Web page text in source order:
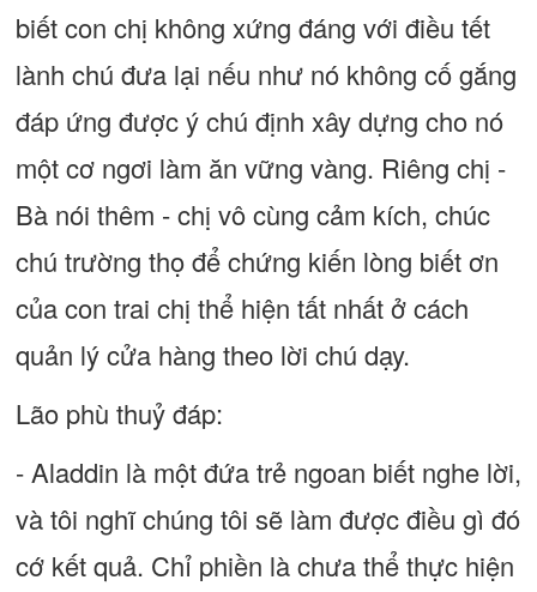
biết con chị không xứng đáng với điều tết
lành chú đưa lại nếu như nó không cố gắng
đáp ứng được ý chú định xây dựng cho nó
một cơ ngơi làm ăn vững vàng. Riêng chị -
Bà nói thêm - chị vô cùng cảm kích, chúc
chú trường thọ để chứng kiến lòng biết ơn
của con trai chị thể hiện tất nhất ở cách
quản lý cửa hàng theo lời chú dạy.
Lão phù thuỷ đáp:
- Aladdin là một đứa trẻ ngoan biết nghe lời,
và tôi nghĩ chúng tôi sẽ làm được điều gì đó
cớ kết quả. Chỉ phiền là chưa thể thực hiện